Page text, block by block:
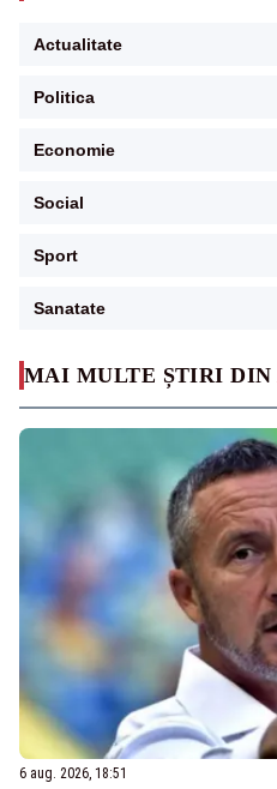
MAI MULTE ȘTIRI DIN
6 aug. 2026, 18:51
Actualitate
Politica
Economie
Social
Sport
Sanatate